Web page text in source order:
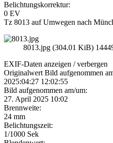
Belichtungskorrektur:
0 EV
Tz 8013 auf Umwegen nach
8013.jpg (304.01 KiB)
EXIF-Daten anzeigen / verbergen
Originalwert Bild aufgenommen
2025:04:27 12:02:55
Bild aufgenommen am/um:
27. April 2025 10:02
Brennweite:
24 mm
Belichtungszeit:
1/1000 Sek